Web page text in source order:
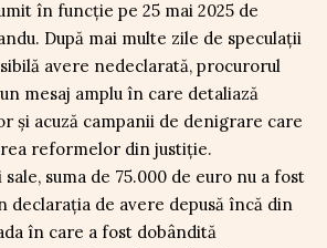
în funcție pe 25 mai 2025 de
După mai multe zile de speculații
avere nedeclarată, procurorul
mesaj amplu în care detaliază
și acuză campanii de denigrare care
reformelor din justiție.
suma de 75.000 de euro nu a fost
declarația de avere depusă încă din
în care a fost dobândită